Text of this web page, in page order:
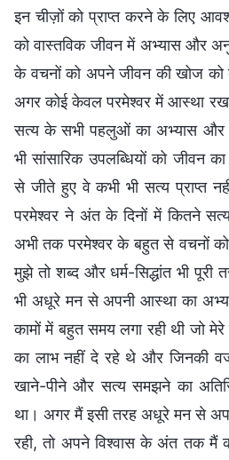
इन चीज़ों को प्राप्त करने के लिए
को वास्तविक जीवन में अभ्यास और
के वचनों को अपने जीवन की खोज को
अगर कोई केवल परमेश्वर में आस्था
सत्य के सभी पहलुओं का अभ्यास और
भी सांसारिक उपलब्धियों को जीवन
से जीते हुए वे कभी भी सत्य प्राप्त
परमेश्वर ने अंत के दिनों में कितने
अभी तक परमेश्वर के बहुत से वचनों को
मुझे तो शब्द और धर्म-सिद्धांत भी
भी अधूरे मन से अपनी आस्था का
कामों में बहुत समय लगा रही थी जो
का लाभ नहीं दे रहे थे और जिनकी
खाने-पीने और सत्य समझने का
था। अगर मैं इसी तरह अधूरे मन से
रही, तो अपने विश्वास के अंत तक मैं